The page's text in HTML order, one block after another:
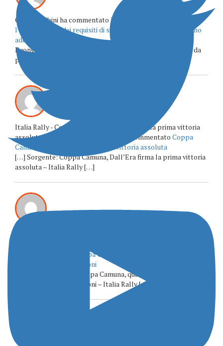
Claudio Albini ha commentato Rally4, la FIA approva
l’allineamento dei requisiti di sicurezza: 208 e Corsa saranno
adeguate
Buongiorno quali saranno esattamente gli aggiornamenti da
predisporre per 208 e opel corsa? Costi e procedure
Italia Rally - Coppa Camuna, Dall'Era firma la prima vittoria
assoluta - I ♥ MONTECAMPIONE ha commentato Coppa
Camuna, Dall’Era firma la prima vittoria assoluta
[…] Sorgente: Coppa Camuna, Dall’Era firma la prima vittoria
assoluta – Italia Rally […]
Rally Coppa Camuna, quasi cento iscritti e un
elenco da grandi occasioni
[…] Sorgente: Rally Coppa Camuna, quasi cento iscritti e un
elenco da grandi occasioni – Italia Rally […]